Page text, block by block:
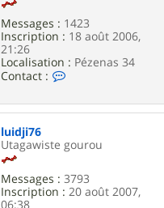
n
Messages : 1423
Inscription : 18 août 2006,
21:26
Localisation : Pézenas 34
Contact :
t
c
t
r
F
luidji76
Utagawiste gourou
Messages : 3793
Inscription : 20 août 2007,
06:38